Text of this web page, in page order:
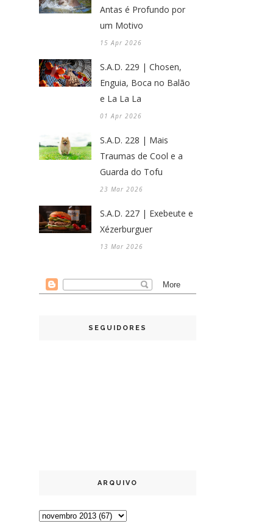
Antas é Profundo por
um Motivo
15 Apr 2026
S.A.D. 229 | Chosen,
Enguia, Boca no Balão
e La La La
01 Apr 2026
S.A.D. 228 | Mais
Traumas de Cool e a
Guarda do Tofu
23 Mar 2026
S.A.D. 227 | Exebeute e
Xézerburguer
13 Mar 2026
SEGUIDORES
ARQUIVO